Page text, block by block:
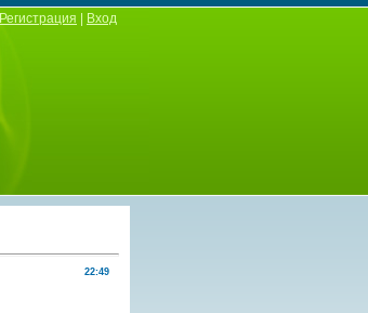
Регистрация Вход
22:49